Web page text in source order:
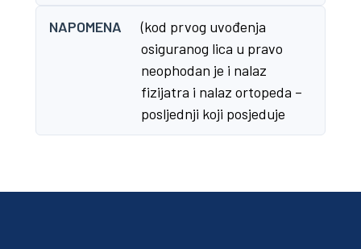
NAPOMENA
(kod prvog uvođenja
osiguranog lica u pravo
neophodan je i nalaz
fizijatra i nalaz ortopeda –
posljednji koji posjeduje